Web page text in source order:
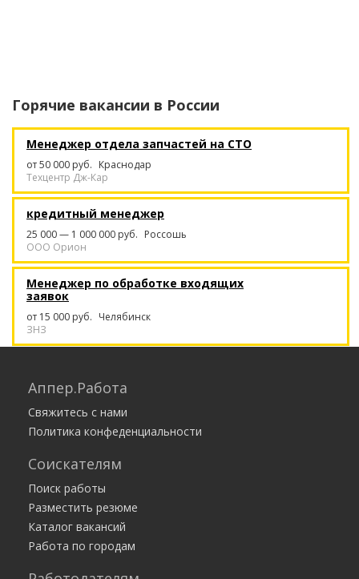
Горячие вакансии в России
Менеджер отдела запчастей на СТО
от 50 000 руб. Краснодар
Техцентр Дж-Кар
кредитный менеджер
25 000 — 1 000 000 руб. Россошь
ООО Орион
Менеджер по обработке входящих
заявок
от 15 000 руб. Челябинск
ЗНЗ
от 200 000 руб. Москва
ИП Макарова Анна Леонидовна
Диспетчер в офис - высокооплачиваемая
от 200 000 руб. Москва
ИП Макарова Анна Леонидовна
Аппер.Работа
Свяжитесь с нами
Политика конфеденциальности
Соискателям
Поиск работы
Разместить резюме
Каталог вакансий
Работа по городам